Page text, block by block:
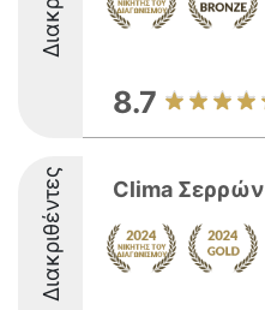
8.7
Διακριθέντες Clima Σερρών